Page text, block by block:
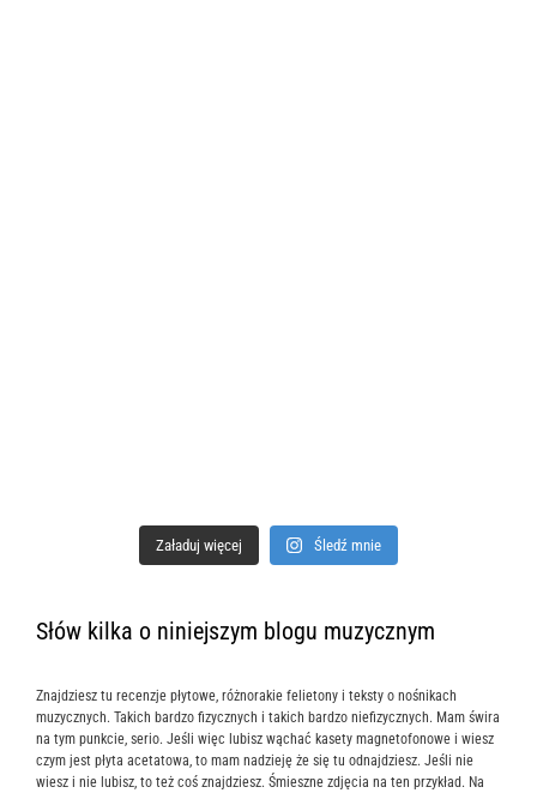
Załaduj więcej Śledź mnie
Słów kilka o niniejszym blogu muzycznym
Znajdziesz tu recenzje płytowe, różnorakie felietony i teksty o nośnikach
muzycznych. Takich bardzo fizycznych i takich bardzo niefizycznych. Mam świra
na tym punkcie, serio. Jeśli więc lubisz wąchać kasety magnetofonowe i wiesz
czym jest płyta acetatowa, to mam nadzieję że się tu odnajdziesz. Jeśli nie
wiesz i nie lubisz, to też coś znajdziesz. Śmieszne zdjęcia na ten przykład. Na